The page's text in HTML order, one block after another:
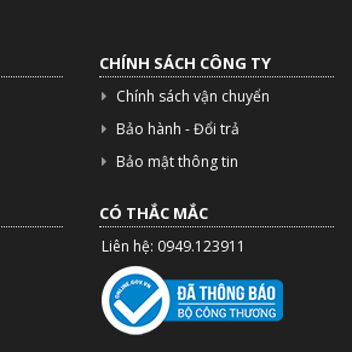
CHÍNH SÁCH CÔNG TY
Chính sách vận chuyển
Bảo hành - Đổi trả
Bảo mật thông tin
CÓ THẮC MẮC
Liên hệ: 0949.123911